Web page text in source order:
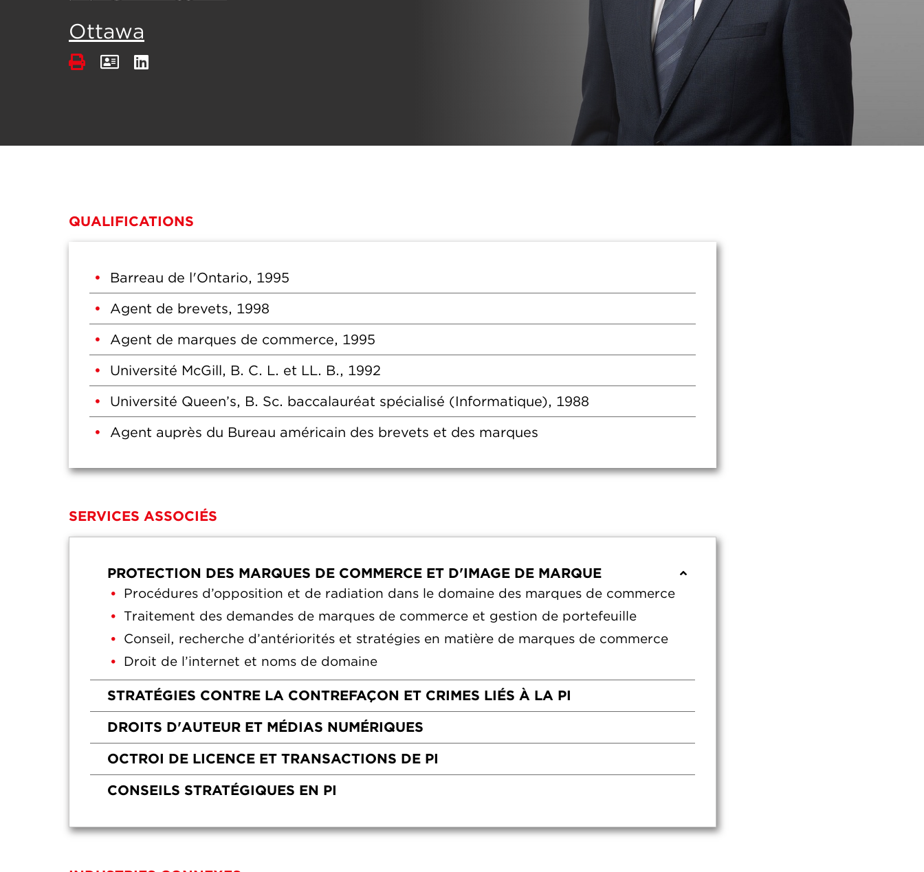
Ottawa
QUALIFICATIONS
Barreau de l'Ontario, 1995
Agent de brevets, 1998
Agent de marques de commerce, 1995
Université McGill, B. C. L. et LL. B., 1992
Université Queen’s, B. Sc. baccalauréat spécialisé (Informatique), 1988
Agent auprès du Bureau américain des brevets et des marques
SERVICES ASSOCIÉS
PROTECTION DES MARQUES DE COMMERCE ET D'IMAGE DE MARQUE
Procédures d’opposition et de radiation dans le domaine des marques de commerce
Traitement des demandes de marques de commerce et gestion de portefeuille
Conseil, recherche d’antériorités et stratégies en matière de marques de commerce
Droit de l’internet et noms de domaine
STRATÉGIES CONTRE LA CONTREFAÇON ET CRIMES LIÉS À LA PI
DROITS D'AUTEUR ET MÉDIAS NUMÉRIQUES
OCTROI DE LICENCE ET TRANSACTIONS DE PI
CONSEILS STRATÉGIQUES EN PI